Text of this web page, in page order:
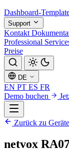
Dashboard-
Support
Kontakt
Professional
Preise
DE
EN PT ES FR
Demo buchen
Zurück zu
netvox